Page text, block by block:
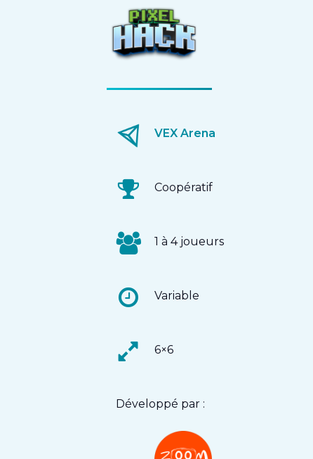
VEX Arena
Coopératif
1 à 4 joueurs
Variable
6×6
Développé par :